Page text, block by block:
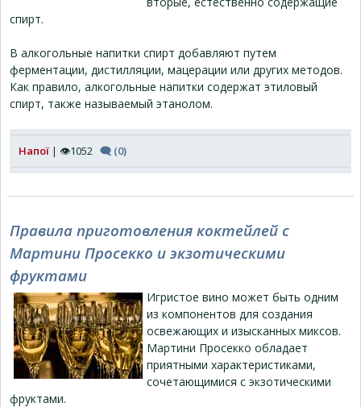
спирт.
В алкогольные напитки спирт добавляют путем
ферментации, дистилляции, мацерации или других методов.
Как правило, алкогольные напитки содержат этиловый
спирт, также называемый этанолом.
Напої | 👁1052 🗨 (0)
Правила приготовления коктейлей с
Мартини Просекко и экзотическими
фруктами
Игристое вино может быть одним
из компонентов для создания
освежающих и изысканных миксов.
Мартини Просекко обладает
приятными характеристиками,
сочетающимися с экзотическими
фруктами.